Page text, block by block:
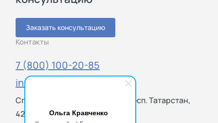
Ольга Кравченко
Заказать консультацию
Контакты
7 (800) 100-20-85
info@sigmatest.ru
Спартаковская ул., 6, Казань, Респ. Татарстан,
420000